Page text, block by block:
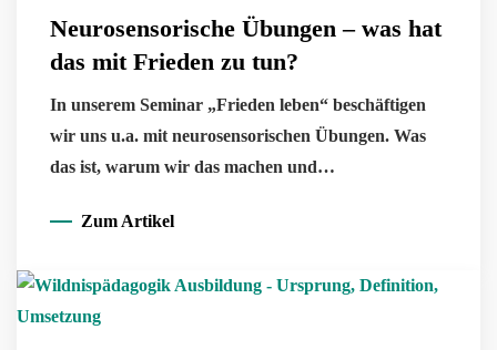
Neurosensorische Übungen – was hat
das mit Frieden zu tun?
In unserem Seminar „Frieden leben“ beschäftigen
wir uns u.a. mit neurosensorischen Übungen. Was
das ist, warum wir das machen und…
Zum Artikel